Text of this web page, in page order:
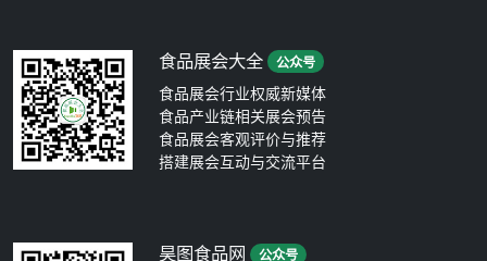
食品展会大全 公众号
食品展会行业权威新媒体
食品产业链相关展会预告
食品展会客观评价与推荐
搭建展会互动与交流平台
昊图食品网 公众号